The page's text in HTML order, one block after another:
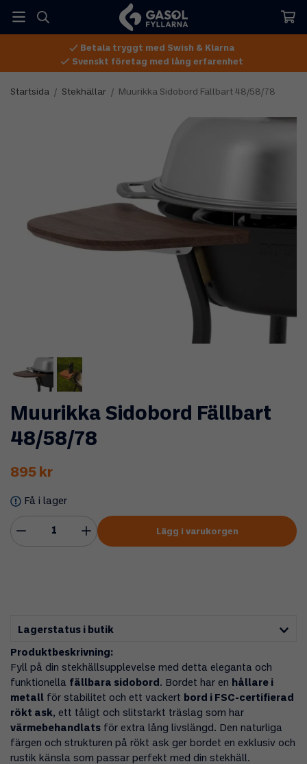
Betala tryggt med Swish & Klarna
Svenskt företag med lång erfarenhet
Startsida / Stekhällar / Muurikka Sidobord Fällbart 48/58/78
Muurikka Sidobord Fällbart
48/58/78
895 kr
Få i lager
Lägg i varukorgen
Lagerstatus i butik
Produktbeskrivning:
Fyll på din stekhällsupplevelse med detta eleganta och
funktionella fällbara sidobord . Bordet har en hållare i
metall för stabilitet och ett vackert bord i FSC-certifierad
rökt ask, ett tåligt och slitstarkt träslag som har
värmebehandlats för extra lång livslängd. Den naturliga
färgen och strukturen på rökt ask ger bordet en exklusiv och
rustik känsla som passar perfekt med din stekhäll.